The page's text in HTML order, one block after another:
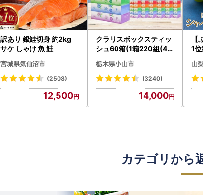
訳あり 銀鮭切身 約2kg
サケ しゃけ 魚 鮭
宮城県気仙沼市
(2508)
12,500
クラリスボックスティッ
シュ60箱(1箱220組(44
ト)【配送不可地域：離島
・沖縄県】【1256759】
栃木県小山市
(3240)
14,000
1
〉
カ
山
カテゴリから